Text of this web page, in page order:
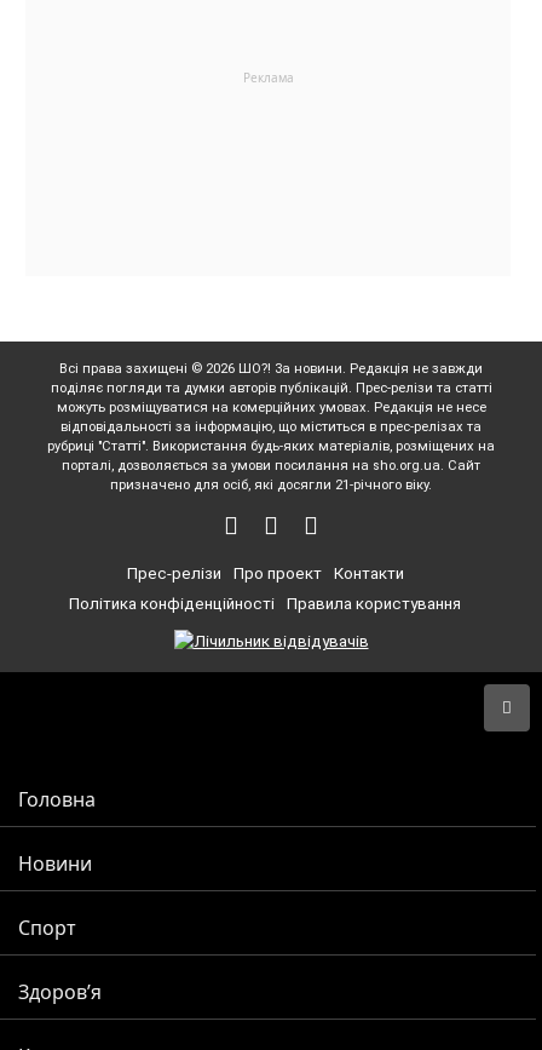
Всі права захищені © 2026 ШО?! За новини. Редакція не завжди
поділяє погляди та думки авторів публікацій. Прес-релізи та статті
можуть розміщуватися на комерційних умовах. Редакція не несе
відповідальності за інформацію, що міститься в прес-релізах та
рубриці "Статті". Використання будь-яких матеріалів, розміщених на
порталі, дозволяється за умови посилання на sho.org.ua. Сайт
призначено для осіб, які досягли 21-річного віку.
Прес-релізи Про проект
Контакти
Політика конфіденційності
Правила користування
Головна
Новини
Спорт
Здоров’я